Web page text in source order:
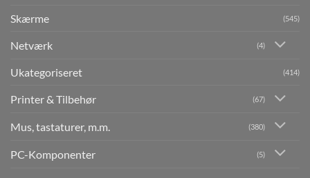
Skærme (545)
Netværk (4)
Ukategoriseret (414)
Printer & Tilbehør (67)
Mus, tastaturer, m.m. (380)
PC-Komponenter (5)